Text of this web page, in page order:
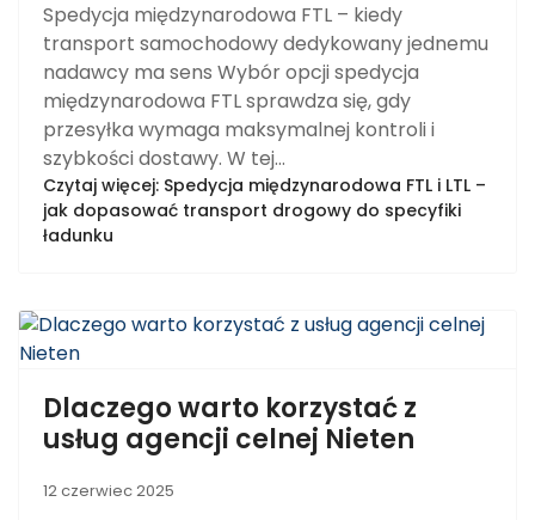
Spedycja międzynarodowa FTL – kiedy
transport samochodowy dedykowany jednemu
nadawcy ma sens Wybór opcji spedycja
międzynarodowa FTL sprawdza się, gdy
przesyłka wymaga maksymalnej kontroli i
szybkości dostawy. W tej...
Czytaj więcej: Spedycja międzynarodowa FTL i LTL –
jak dopasować transport drogowy do specyfiki
ładunku
Dlaczego warto korzystać z
usług agencji celnej Nieten
12 czerwiec 2025